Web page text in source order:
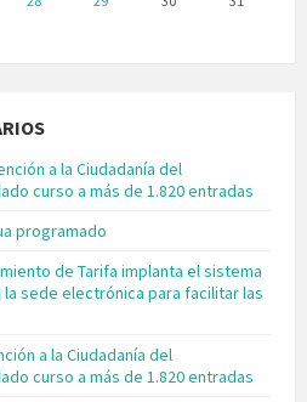
a la Ciudadanía del
curso a más de 1.820 entradas
programado
de Tarifa implanta el sistema
la sede electrónica para facilitar las
a la Ciudadanía del
curso a más de 1.820 entradas